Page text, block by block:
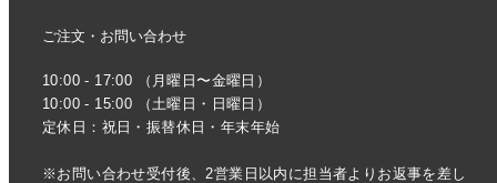
ご注文・お問い合わせ
10:00 - 17:00 （月曜日〜金曜日）
10:00 - 15:00 （土曜日・日曜日）
定休日：祝日・振替休日・年末年始
※お問い合わせ受付後、2営業日以内に担当者よりお返事を差し